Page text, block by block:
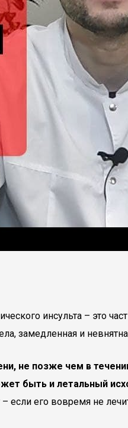
инсульта – это
замедленная и
не позже чем в
быть и летальный
его вовремя не